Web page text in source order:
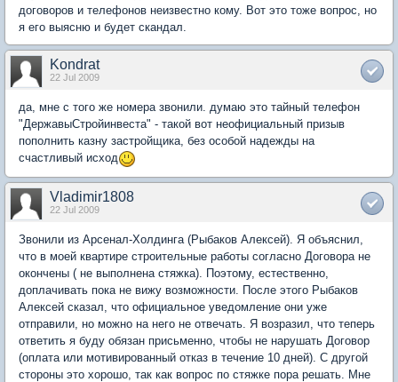
договоров и телефонов неизвестно кому. Вот это тоже вопрос, но
я его выясню и будет скандал.
Kondrat
22 Jul 2009
да, мне с того же номера звонили. думаю это тайный телефон
"ДержавыСтройинвеста" - такой вот неофициальный призыв
пополнить казну застройщика, без особой надежды на
счастливый исход
Vladimir1808
22 Jul 2009
Звонили из Арсенал-Холдинга (Рыбаков Алексей). Я объяснил,
что в моей квартире строительные работы согласно Договора не
окончены ( не выполнена стяжка). Поэтому, естественно,
доплачивать пока не вижу возможности. После этого Рыбаков
Алексей сказал, что официальное уведомление они уже
отправили, но можно на него не отвечать. Я возразил, что теперь
ответить я буду обязан присьменно, чтобы не нарушать Договор
(оплата или мотивированный отказ в течение 10 дней). С другой
стороны это хорошо, так как вопрос по стяжке пора решать. Мне